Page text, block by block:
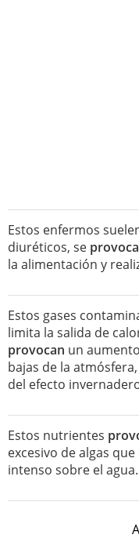
Estos enfermos
diuréticos, se
la alimentación y
Estos gases
limita la salida de
provocan un
bajas de la
del efecto
Estos nutrientes
excesivo de algas
intenso sobre el agua.